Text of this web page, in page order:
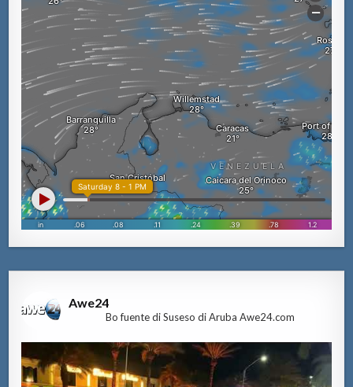
Awe24
Bo fuente di Suseso di Aruba Awe24.com